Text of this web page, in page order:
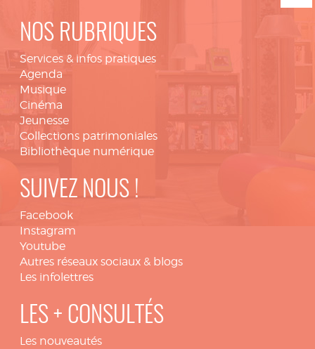
NOS RUBRIQUES
Services & infos pratiques
Agenda
Musique
Cinéma
Jeunesse
Collections patrimoniales
Bibliothèque numérique
SUIVEZ NOUS !
Facebook
Instagram
Youtube
Autres réseaux sociaux & blogs
Les infolettres
LES + CONSULTÉS
Les nouveautés